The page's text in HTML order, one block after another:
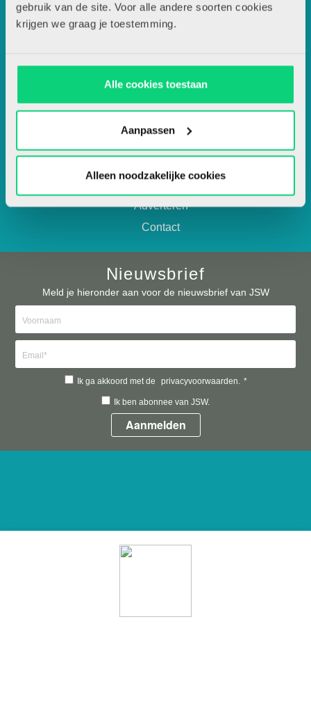
gebruik van de site. Voor alle andere soorten cookies
krijgen we graag je toestemming.
Alle cookies toestaan
Aanpassen
Alleen noodzakelijke cookies
Nieuwsbrief
Meld je hieronder aan voor de nieuwsbrief van JSW
Ik ga akkoord met de privacyvoorwaarden. *
Ik ben abonnee van JSW.
Artikel insturen
Adverteren
Contact
013-5838800
contact@jsw.nl